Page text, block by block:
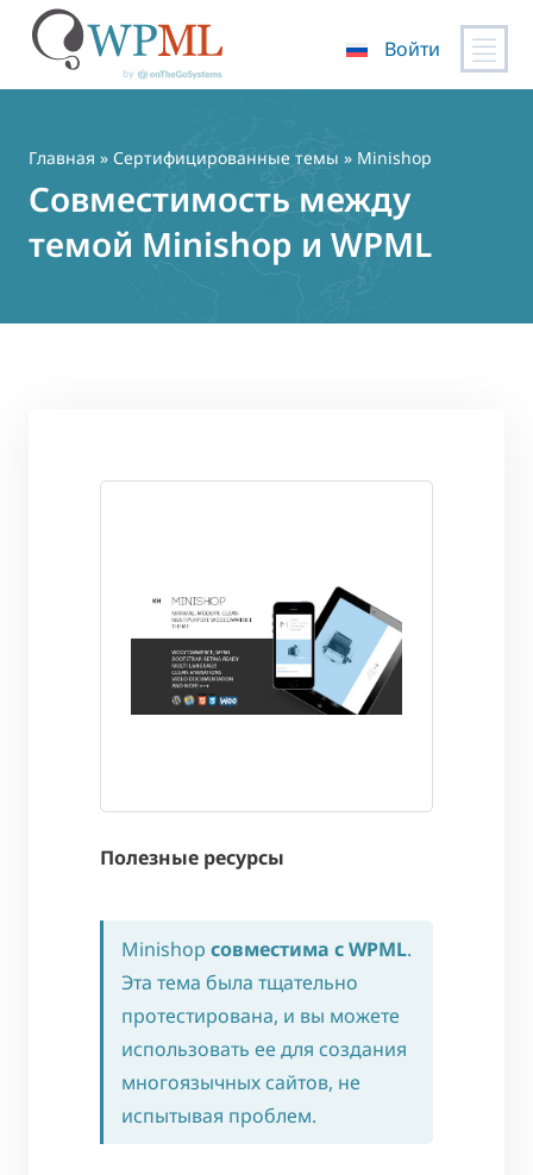
содержимому
Войти
Главная » Сертифицированные темы » Minishop
Совместимость между
темой Minishop и WPML
Полезные ресурсы
Minishop совместима с WPML.
Эта тема была тщательно
протестирована, и вы можете
использовать ее для создания
многоязычных сайтов, не
испытывая проблем.